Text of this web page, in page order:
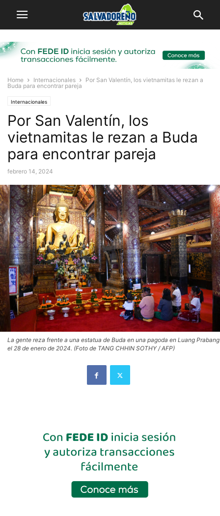
Home Internacionales
Por San Valentín, los vietnamitas le rezan a
Buda para encontrar pareja
Internacionales
Por San Valentín, los
vietnamitas le rezan a Buda
para encontrar pareja
febrero 14, 2024
La gente reza frente a una estatua de Buda en una pagoda en Luang Prabang
el 28 de enero de 2024. (Foto de TANG CHHIN SOTHY / AFP)